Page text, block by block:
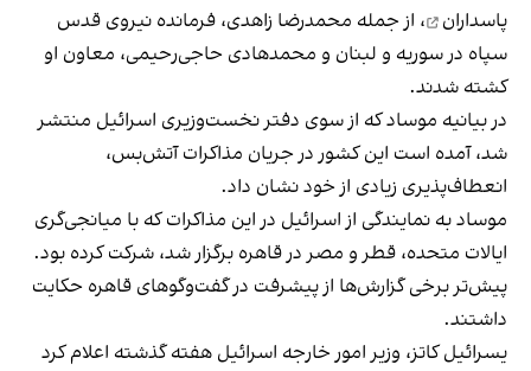
پاسداران
، از جمله محمدرضا زاهدی، فرمانده نیروی قدس
سپاه در سوریه و لبنان و محمدهادی حاجی‌رحیمی، معاون او
کشته شدند.
در بیانیه موساد که از سوی دفتر نخست‌وزیری اسرائیل منتشر
شد، آمده است این کشور در جریان مذاکرات آتش‌بس،
انعطاف‌پذیری زیادی از خود نشان داد.
موساد به نمایندگی از اسرائیل در این مذاکرات که با میانجی‌گری
ایالات متحده، قطر و مصر در قاهره برگزار شد، شرکت کرده بود.
پیش‌تر برخی گزارش‌ها از پیشرفت در گفت‌وگوهای قاهره حکایت
داشتند.
یسرائیل کاتز، وزیر امور خارجه اسرائیل هفته گذشته اعلام کرد